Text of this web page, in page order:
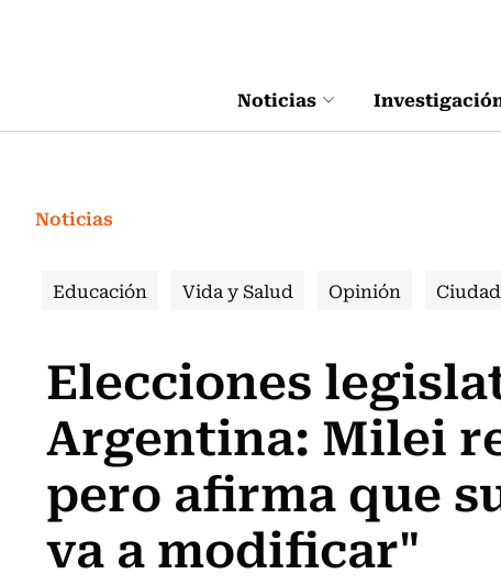
Noticias
Noticias
Educación Vida y Salud Opinión Ciudad
Elecciones
Argentina: Milei
pero afirma que
va a modificar"